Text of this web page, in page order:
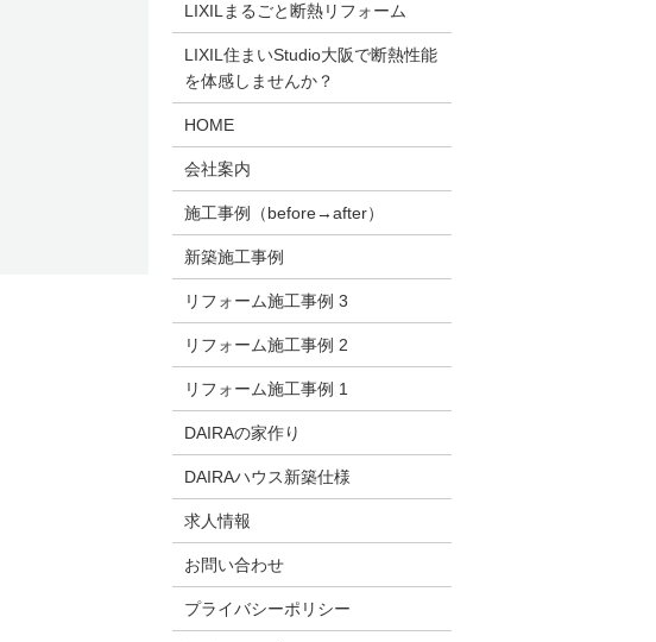
LIXILまるごと断熱リフォーム
LIXIL住まいStudio大阪で断熱性能
を体感しませんか？
HOME
会社案内
施工事例（before→after）
新築施工事例
リフォーム施工事例 3
リフォーム施工事例 2
リフォーム施工事例 1
DAIRAの家作り
DAIRAハウス新築仕様
求人情報
お問い合わせ
プライバシーポリシー